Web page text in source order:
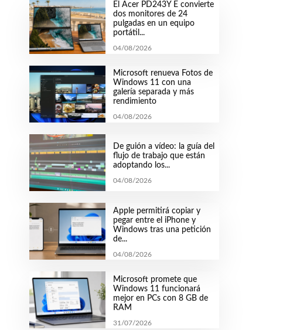
El Acer PD243Y E convierte
dos monitores de 24
pulgadas en un equipo
portátil...
04/08/2026
Microsoft renueva Fotos de
Windows 11 con una
galería separada y más
rendimiento
04/08/2026
De guión a vídeo: la guía del
flujo de trabajo que están
adoptando los...
04/08/2026
Apple permitirá copiar y
pegar entre el iPhone y
Windows tras una petición
de...
04/08/2026
Microsoft promete que
Windows 11 funcionará
mejor en PCs con 8 GB de
RAM
31/07/2026